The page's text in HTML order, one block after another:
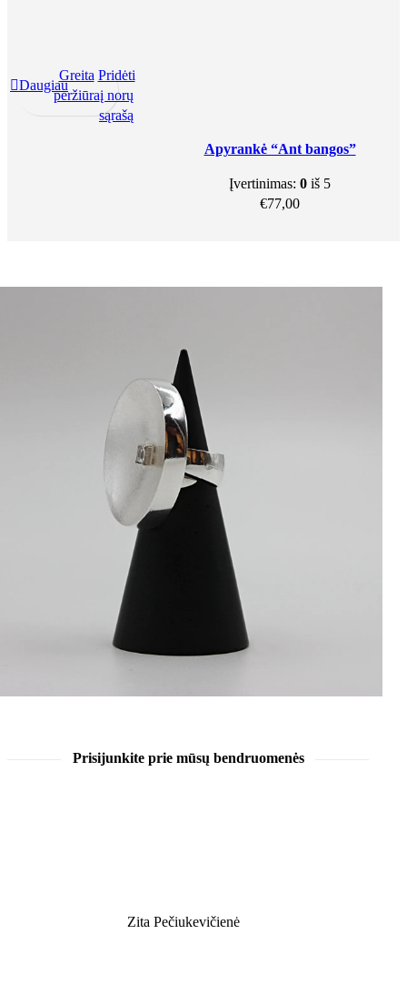
Daugiau
Greita
peržiūra
Pridėti
į norų
sąrašą
Apyrankė “Ant bangos”
Įvertinimas: 0 iš 5
€77,00
Prisijunkite prie mūsų bendruomenės
Zita Pečiukevičienė